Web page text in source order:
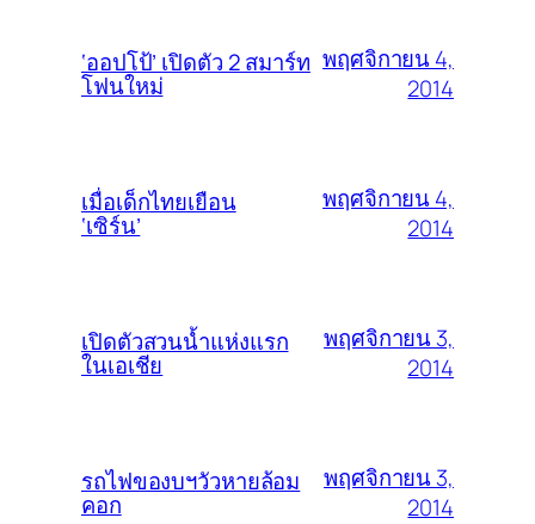
‘ออปโป้’ เปิดตัว 2 สมาร์ท
โฟนใหม่
พฤศจิกายน 4,
2014
เมื่อเด็กไทยเยือน
‘เซิร์น’
พฤศจิกายน 4,
2014
เปิดตัวสวนน้ำแห่งแรก
ในเอเชีย
พฤศจิกายน 3,
2014
รถไฟของบฯวัวหายล้อม
คอก
พฤศจิกายน 3,
2014